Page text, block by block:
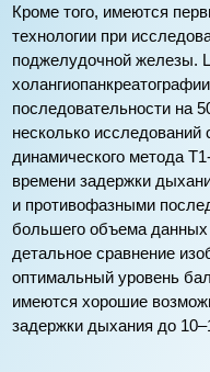
Кроме того, имеются
технологии при
поджелудочной железы.
последовательности на
несколько исследований
динамического метода
времени задержки
и противофазными
большего объема
детальное сравнение
оптимальный уровень
имеются хорошие
задержки дыхания до